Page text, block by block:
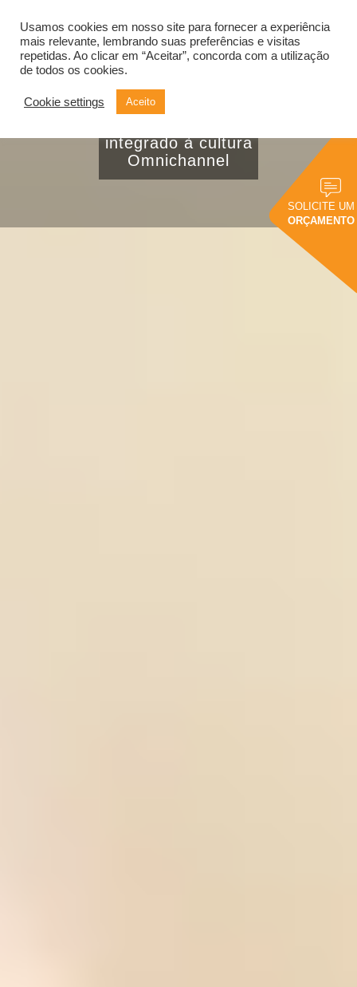
SOLICITE UM
ORÇAMENTO
Alternar
Conheça aplicações
integrado à cultura
Omnichannel
Usamos cookies em nosso site para fornecer a experiência
mais relevante, lembrando suas preferências e visitas
repetidas. Ao clicar em “Aceitar”, concorda com a utilização
de todos os cookies.
Cookie settings Aceito